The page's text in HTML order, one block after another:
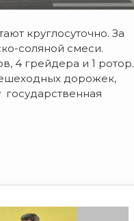
круглосуточно. За
соляной смеси.
4 грейдера и 1 ротор.
дорожек,